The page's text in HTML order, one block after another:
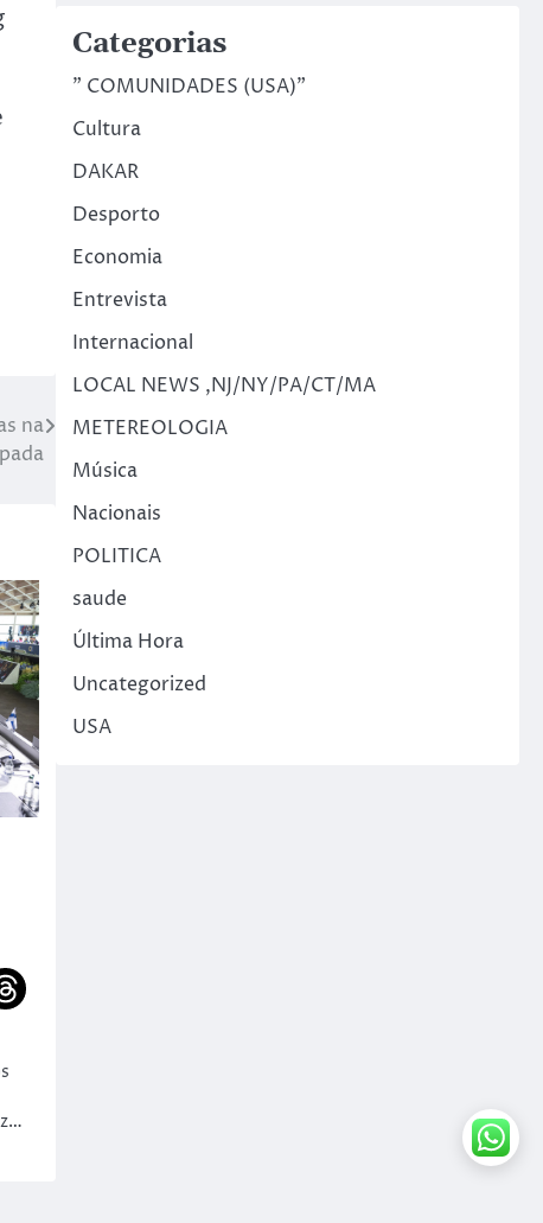
na
Categorias
" COMUNIDADES (USA)"
Cultura
DAKAR
Desporto
Economia
Entrevista
Internacional
LOCAL NEWS ,NJ/NY/PA/CT/MA
METEREOLOGIA
Música
Nacionais
POLITICA
saude
Última Hora
Uncategorized
USA